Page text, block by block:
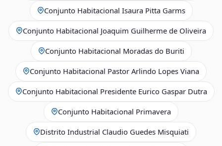
Conjunto Habitacional Isaura Pitta Garms
Conjunto Habitacional Joaquim Guilherme de Oliveira
Conjunto Habitacional Moradas do Buriti
Conjunto Habitacional Pastor Arlindo Lopes Viana
Conjunto Habitacional Presidente Eurico Gaspar Dutra
Conjunto Habitacional Primavera
Distrito Industrial Claudio Guedes Misquiati